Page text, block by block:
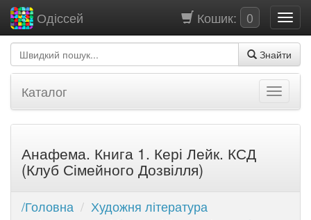
Кошик: 0
Одіссей
Знайти
Каталог
Анафема. Книга 1. Кері Лейк. КСД
(Клуб Сімейного Дозвілля)
/Головна
Художня література